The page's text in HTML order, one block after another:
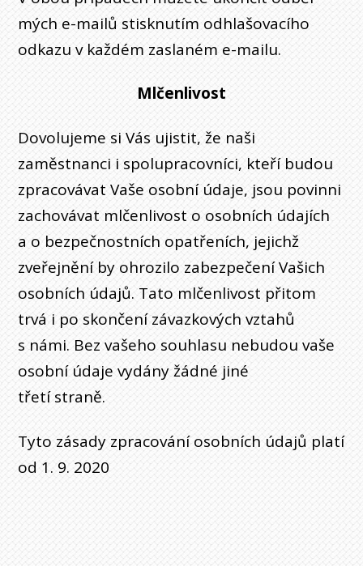
mých e-mailů stisknutím odhlašovacího
odkazu v každém zaslaném e-mailu.
Mlčenlivost
Dovolujeme si Vás ujistit, že naši
zaměstnanci i spolupracovníci, kteří budou
zpracovávat Vaše osobní údaje, jsou povinni
zachovávat mlčenlivost o osobních údajích
a o bezpečnostních opatřeních, jejichž
zveřejnění by ohrozilo zabezpečení Vašich
osobních údajů. Tato mlčenlivost přitom
trvá i po skončení závazkových vztahů
s námi. Bez vašeho souhlasu nebudou vaše
osobní údaje vydány žádné jiné
třetí straně.
Tyto zásady zpracování osobních údajů platí
od 1. 9. 2020